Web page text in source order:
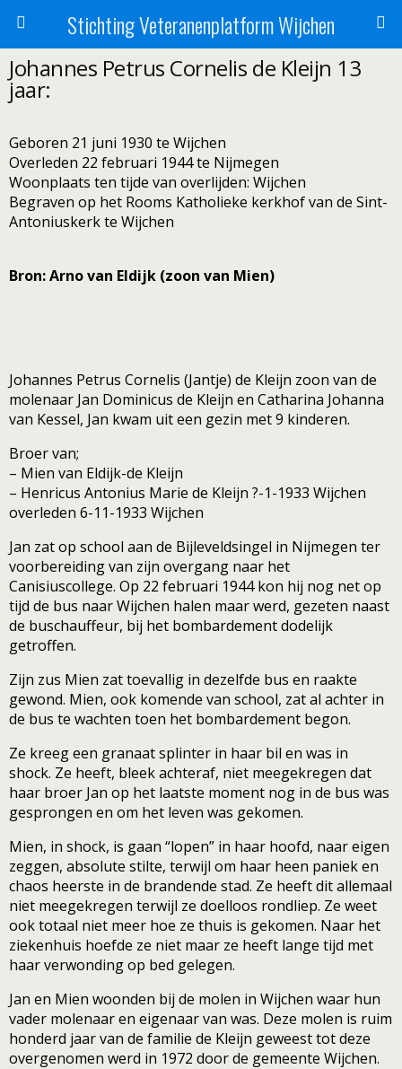
Stichting Veteranenplatform Wijchen
Johannes Petrus Cornelis de Kleijn 13
jaar:
Geboren 21 juni 1930 te Wijchen
Overleden 22 februari 1944 te Nijmegen
Woonplaats ten tijde van overlijden: Wijchen
Begraven op het Rooms Katholieke kerkhof van de Sint-
Antoniuskerk te Wijchen
Bron: Arno van Eldijk (zoon van Mien)
Johannes Petrus Cornelis (Jantje) de Kleijn zoon van de
molenaar Jan Dominicus de Kleijn en Catharina Johanna
van Kessel, Jan kwam uit een gezin met 9 kinderen.
Broer van;
– Mien van Eldijk-de Kleijn
– Henricus Antonius Marie de Kleijn ?-1-1933 Wijchen
overleden 6-11-1933 Wijchen
Jan zat op school aan de Bijleveldsingel in Nijmegen ter
voorbereiding van zijn overgang naar het
Canisiuscollege. Op 22 februari 1944 kon hij nog net op
tijd de bus naar Wijchen halen maar werd, gezeten naast
de buschauffeur, bij het bombardement dodelijk
getroffen.
Zijn zus Mien zat toevallig in dezelfde bus en raakte
gewond. Mien, ook komende van school, zat al achter in
de bus te wachten toen het bombardement begon.
Ze kreeg een granaat splinter in haar bil en was in
shock. Ze heeft, bleek achteraf, niet meegekregen dat
haar broer Jan op het laatste moment nog in de bus was
gesprongen en om het leven was gekomen.
Mien, in shock, is gaan “lopen” in haar hoofd, naar eigen
zeggen, absolute stilte, terwijl om haar heen paniek en
chaos heerste in de brandende stad. Ze heeft dit allemaal
niet meegekregen terwijl ze doelloos rondliep. Ze weet
ook totaal niet meer hoe ze thuis is gekomen. Naar het
ziekenhuis hoefde ze niet maar ze heeft lange tijd met
haar verwonding op bed gelegen.
Jan en Mien woonden bij de molen in Wijchen waar hun
vader molenaar en eigenaar van was. Deze molen is ruim
honderd jaar van de familie de Kleijn geweest tot deze
overgenomen werd in 1972 door de gemeente Wijchen.